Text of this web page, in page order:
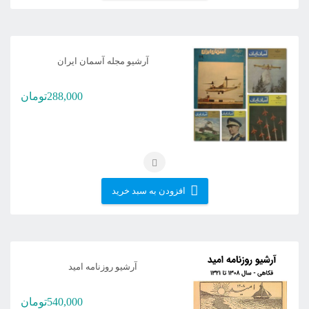
آرشیو مجله آسمان ایران
288,000تومان
افزودن به سبد خرید
آرشیو روزنامه امید
540,000تومان